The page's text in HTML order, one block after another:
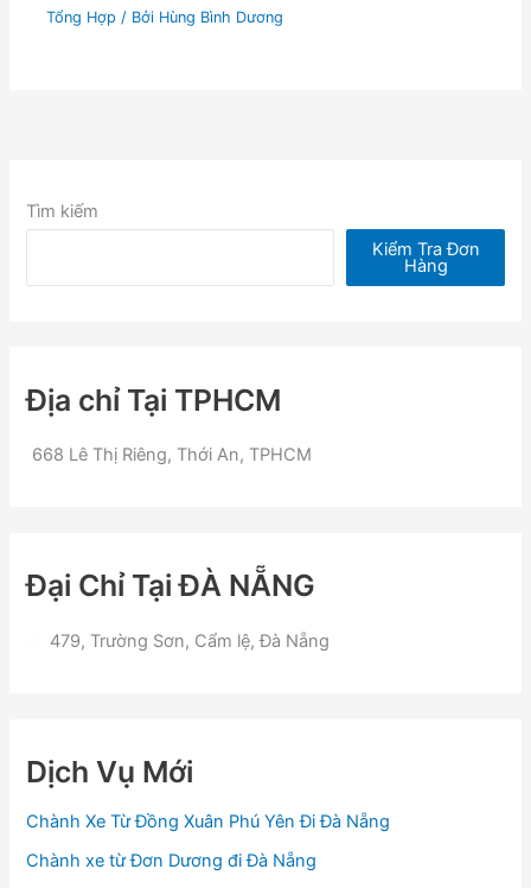
Tổng Hợp / Bởi Hùng Bình Dương
Tìm kiếm
Kiểm Tra Đơn
Hàng
Địa chỉ Tại TPHCM
668 Lê Thị Riêng, Thới An, TPHCM
Đại Chỉ Tại ĐÀ NẴNG
479, Trường Sơn, Cẩm lệ, Đà Nẵng
Dịch Vụ Mới
Chành Xe Từ Đồng Xuân Phú Yên Đi Đà Nẵng
Chành xe từ Đơn Dương đi Đà Nẵng